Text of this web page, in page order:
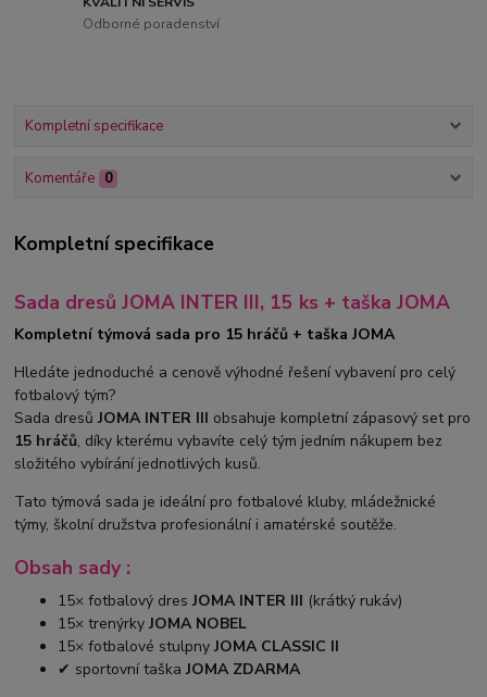
Odborné poradenství
Kompletní specifikace
Komentáře 0
Kompletní specifikace
Sada dresů JOMA INTER III, 15 ks + taška JOMA
Kompletní týmová sada pro 15 hráčů + taška JOMA
Hledáte jednoduché a cenově výhodné řešení vybavení pro celý
fotbalový tým?
Sada dresůJOMA INTER III obsahuje kompletní zápasový set pro
15 hráčů, díky kterému vybavíte celý tým jedním nákupem bez
složitého vybírání jednotlivých kusů.
Tato týmová sada je ideální pro fotbalové kluby, mládežnické
týmy, školní družstva profesionální i amatérské soutěže.
Obsah sady :
15× fotbalový dresJOMA INTER III (krátký rukáv)
15× trenýrkyJOMA NOBEL
15× fotbalové stulpnyJOMA CLASSIC II
✔ sportovní taškaJOMA ZDARMA